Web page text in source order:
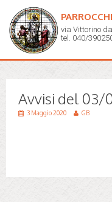
via Vittorino
tel. 040/
Avvisi del
3 Maggio 2020 GB